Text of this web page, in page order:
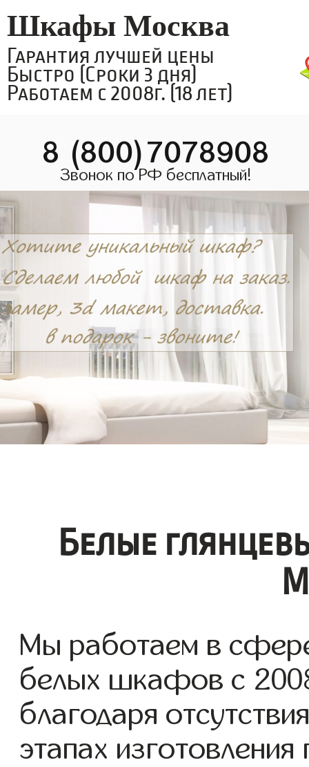
Шкафы Москва
Гарантия лучшей цены
Быстро (Сроки 3 дня)
Работаем с 2008г. (18 лет)
8 (800)7078908
Звонок по РФ бесплатный!
Белые
Мы работаем в
белых шкафов с
благодаря
этапах